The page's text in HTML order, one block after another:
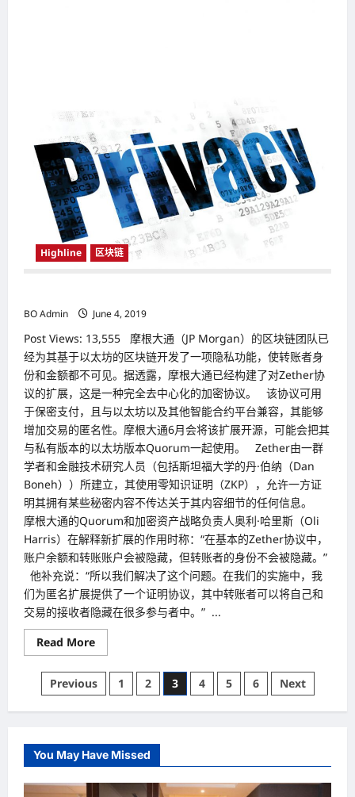
心
带？
Highline 区块链
BO Admin
June 4, 2019
Post Views: 13,555 摩根大通（JP Morgan）的区块链团队已
经为其基于以太坊的区块链开发了一项隐私功能，使转账者身
份和金额都不可见。据透露，摩根大通已经构建了对Zether协
议的扩展，这是一种完全去中心化的加密协议。 该协议可用
于保密支付，且与以太坊以及其他智能合约平台兼容，其能够
增加交易的匿名性。摩根大通6月会将该扩展开源，可能会把其
与私有版本的以太坊版本Quorum一起使用。 Zether由一群
学者和金融技术研究人员（包括斯坦福大学的丹·伯纳（Dan
Boneh））所建立，其使用零知识证明（ZKP），允许一方证
明其拥有某些秘密内容不传达关于其内容细节的任何信息。
摩根大通的Quorum和加密资产战略负责人奥利·哈里斯（Oli
Harris）在解释新扩展的作用时称：“在基本的Zether协议中，
账户余额和转账账户会被隐藏，但转账者的身份不会被隐藏。”
他补充说：“所以我们解决了这个问题。在我们的实施中，我
们为匿名扩展提供了一个证明协议，其中转账者可以将自己和
交易的接收者隐藏在很多参与者中。” ...
Read MoreRead
more
区
块
链
升
级
可
藏
Posts
pagination
Previous 1 2 3 4 5 6 Next
You May Have Missed